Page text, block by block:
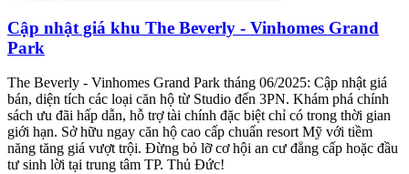
Cập nhật giá khu The Beverly - Vinhomes Grand
Park
The Beverly - Vinhomes Grand Park tháng 06/2025: Cập nhật giá
bán, diện tích các loại căn hộ từ Studio đến 3PN. Khám phá chính
sách ưu đãi hấp dẫn, hỗ trợ tài chính đặc biệt chỉ có trong thời gian
giới hạn. Sở hữu ngay căn hộ cao cấp chuẩn resort Mỹ với tiềm
năng tăng giá vượt trội. Đừng bỏ lỡ cơ hội an cư đẳng cấp hoặc đầu
tư sinh lời tại trung tâm TP. Thủ Đức!